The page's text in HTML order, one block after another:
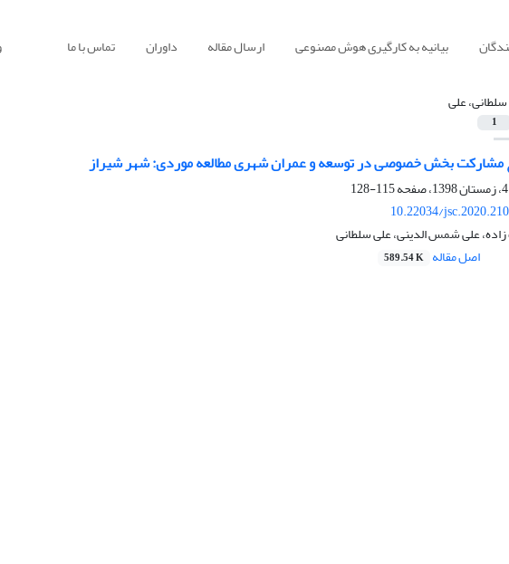
بیانیه به کارگیری هوش مصنوعی ارسال مقاله داوران تماس با ما
سلطانی، علی
1
مشارکت بخش خصوصی در توسعه و عمران شهری مطالعه موردی: شهر شیراز
115-128
10.22034/
علی شمس الدینی، علی سلطانی
اصل مقاله 589.54 K